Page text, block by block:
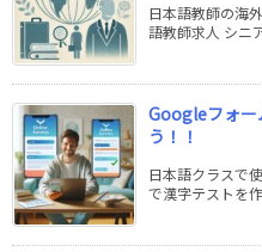
日本語教師の海
語教師求人 シニ
Googleフォー
う！！
日本語クラスで
で漢字テストを